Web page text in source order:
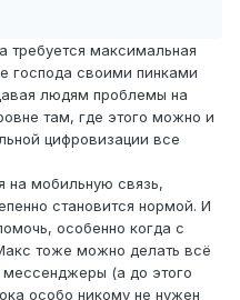
требуется максимальная
господа своими пинками
людям проблемы на
там, где этого можно и
цифровизации все
на мобильную связь,
становится нормой. И
особенно когда с
тоже можно делать всё
(а до этого
особо никому не нужен